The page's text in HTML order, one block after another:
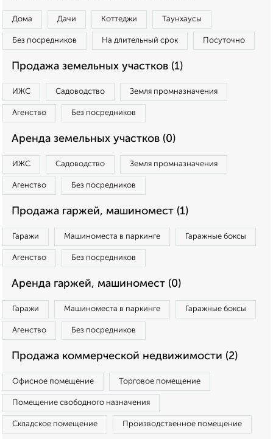
Дома Дачи Коттеджи Таунхаусы
Без посредников На длительный срок Посуточно
Продажа земельных участков (1)
ИЖС Садоводство Земля промназначения
Агенство Без посредников
Аренда земельных участков (0)
ИЖС Садоводство Земля промназначения
Агенство Без посредников
Продажа гаржей, машиномест (1)
Гаражи Машиноместа в паркинге Гаражные боксы
Агенство Без посредников
Аренда гаржей, машиномест (0)
Гаражи Машиноместа в паркинге Гаражные боксы
Агенство Без посредников
Продажа коммерческой недвижимости (2)
Офисное помещение Торговое помещение
Помещение свободного назначения
Складское помещение Производственное помещение